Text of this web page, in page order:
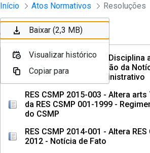
Pular para o Conteúdo principal
Instrumento jurídico -
Início Atos Normativos Resoluções
Ordenar Filtro
RES CSMP 2016-001 - Disciplina
instauração e tramitação da
do Procedimento Administrativo
RES CSMP 2015-003 - Altera arts
da RES CSMP 001-1999 -
do CSMP
RES CSMP 2014-001 - Altera RES
2012 - Notícia de Fato
Baixar (185 KB)
Visualizar histórico
Copiar para
Baixar (2,3 MB)
Visualizar histórico
Copiar para